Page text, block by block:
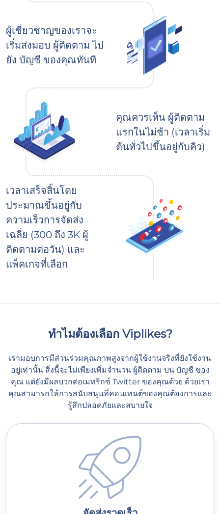
ผู้เชี่ยวชาญของเราจะ
เริ่มส่งมอบ ผู้ติดตาม ไป
ยัง บัญชี ของคุณทันที
คุณควรเห็น ผู้ติดตาม
แรกในไม่ช้า (เวลาเริ่ม
ต้นทั่วไปขึ้นอยู่กับคิว)
เวลาเสร็จสิ้นโดย
ประมาณขึ้นอยู่กับ
ความเร็วการจัดส่ง
เฉลี่ย (300 ถึง 3K ผู้
ติดตามต่อวัน) และ
แพ็คเกจที่เลือก
ทำไมต้องเลือก Viplikes?
เรามอบการมีส่วนร่วมคุณภาพสูงจากผู้ใช้งานจริงที่ยังใช้งาน
อยู่เท่านั้น สิ่งนี้จะไม่เพียงเพิ่มจำนวน ผู้ติดตาม บน บัญชี ของ
คุณ แต่ยังมีผลบวกต่อเมทริกซ์ Twitter ของคุณด้วย ด้วยเรา
คุณสามารถให้การสนับสนุนที่คอนเทนต์ของคุณต้องการและ
รู้สึกปลอดภัยและสบายใจ